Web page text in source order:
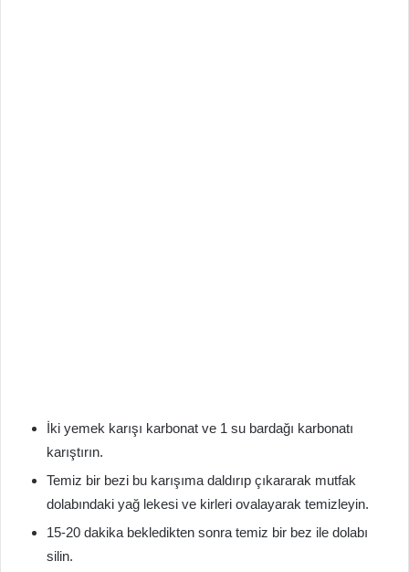
İki yemek karışı karbonat ve 1 su bardağı karbonatı
karıştırın.
Temiz bir bezi bu karışıma daldırıp çıkararak mutfak
dolabındaki yağ lekesi ve kirleri ovalayarak temizleyin.
15-20 dakika bekledikten sonra temiz bir bez ile dolabı
silin.